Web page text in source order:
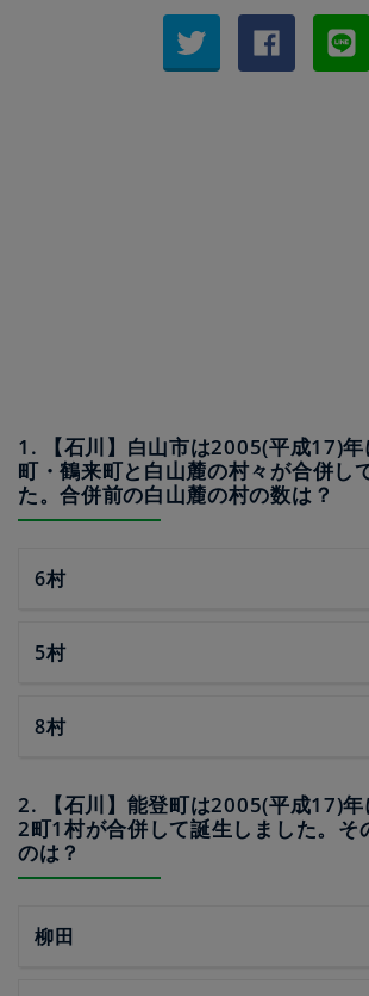
1. 【石川】白山市は2005(平成17)年
町・鶴来町と白山麓の村々が合併し
た。合併前の白山麓の村の数は？
6村
5村
8村
2. 【石川】能登町は2005(平成17)
2町1村が合併して誕生しました。そ
のは？
柳田